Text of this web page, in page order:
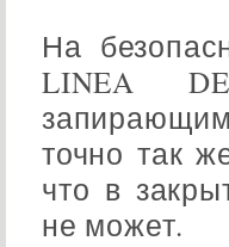
На
LINEA
точно так
что в
не может.